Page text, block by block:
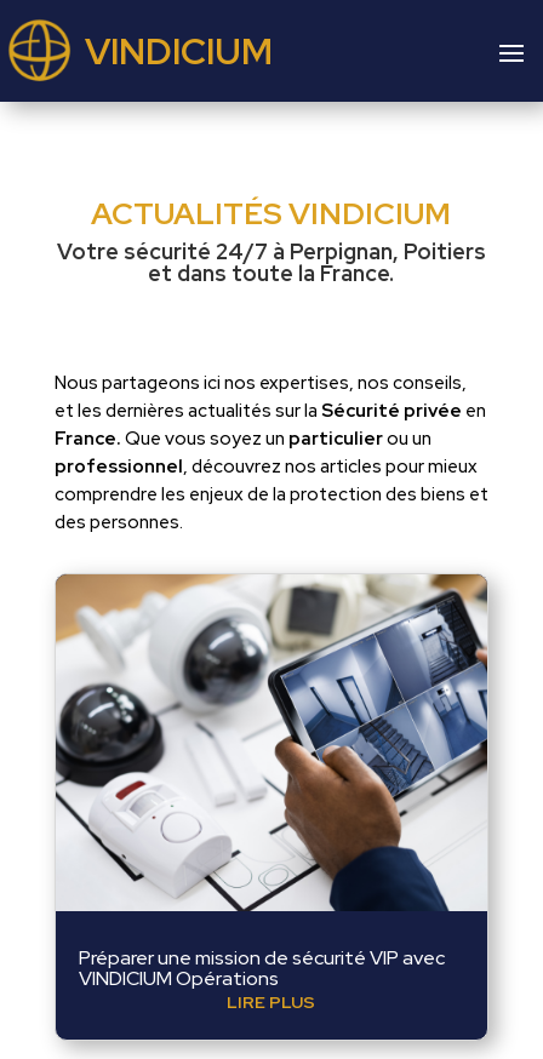
VINDICIUM
ACTUALITÉS VINDICIUM
Votre sécurité 24/7 à Perpignan, Poitiers
et dans toute la France.
Nous partageons ici nos expertises, nos conseils,
et les dernières actualités sur la Sécurité privée en
France. Que vous soyez un particulierou un
professionnel, découvrez nos articles pour mieux
comprendre les enjeux de la protection des biens et
des personnes.
Préparer une mission de sécurité VIP avec
VINDICIUM Opérations
LIRE PLUS